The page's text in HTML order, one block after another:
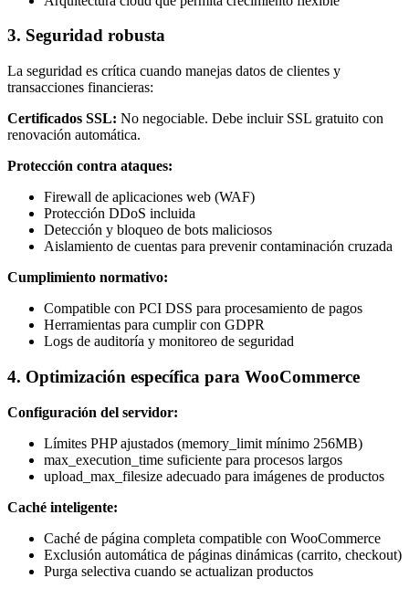
3. Seguridad robusta
La seguridad es crítica cuando manejas datos de clientes y
transacciones financieras:
Certificados SSL: No negociable. Debe incluir SSL gratuito con
renovación automática.
Protección contra ataques:
Firewall de aplicaciones web (WAF)
Protección DDoS incluida
Detección y bloqueo de bots maliciosos
Aislamiento de cuentas para prevenir contaminación cruzada
Cumplimiento normativo:
Compatible con PCI DSS para procesamiento de pagos
Herramientas para cumplir con GDPR
Logs de auditoría y monitoreo de seguridad
4. Optimización específica para WooCommerce
Configuración del servidor:
Límites PHP ajustados (memory_limit mínimo 256MB)
max_execution_time suficiente para procesos largos
upload_max_filesize adecuado para imágenes de productos
Caché inteligente:
Caché de página completa compatible con WooCommerce
Exclusión automática de páginas dinámicas (carrito, checkout)
Purga selectiva cuando se actualizan productos